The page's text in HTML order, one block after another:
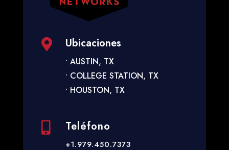
 Ubicaciones
• AUSTIN, TX
• COLLEGE STATION, TX
• HOUSTON, TX
 Teléfono
+1.979.450.7373